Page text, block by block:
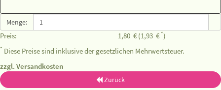
Menge:
Preis: 1,80 € (1,93 € *)
* Diese Preise sind inklusive der gesetzlichen Mehrwertsteuer.
zzgl. Versandkosten
Zurück